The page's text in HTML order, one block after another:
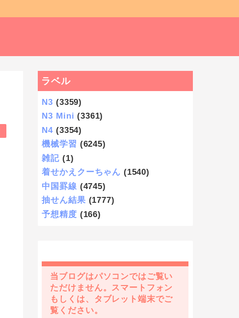
ラベル
N3 (3359)
N3 Mini (3361)
N4 (3354)
機械学習 (6245)
雑記 (1)
着せかえクーちゃん (1540)
中国罫線 (4745)
抽せん結果 (1777)
予想精度 (166)
当ブログはパソコンではご覧い
ただけません。スマートフォン
もしくは、タブレット端末でご
覧ください。